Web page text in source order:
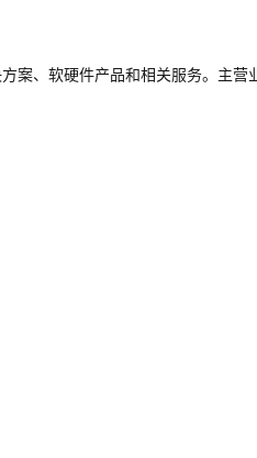
、软硬件产品和相关服务。主营